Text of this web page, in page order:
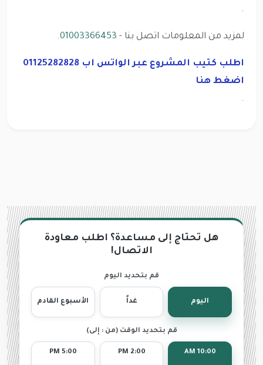
.
لمزيد من المعلومات اتصل بنا - 01003366453
.
اطلب كتيب المشروع عبر الواتس اب 01125282828
اضغط هنا
.
هل تحتاج إلى مساعدة؟ اطلب معاودة
الاتصال!
قم بتحديد اليوم
اليوم غداً الأسبوع القادم
قم بتحديد الوقت (من : إلى)
10:00 AM
2:00 PM
5:00 PM